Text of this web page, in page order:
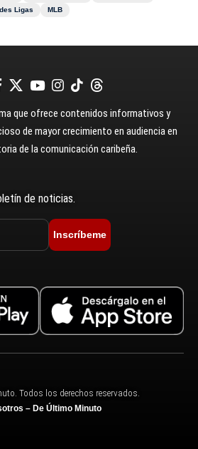
Ligas MLB
que ofrece contenidos informativos y
de mayor crecimiento en audiencia en
de la comunicación caribeña.
de noticias.
Inscríbeme
Todos los derechos reservados.
– De Último Minuto